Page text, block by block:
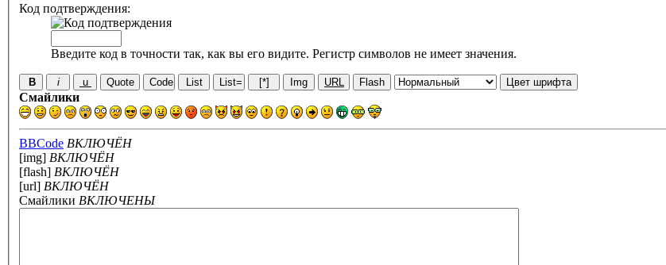
Код подтверждения:
Введите код в точности так, как вы его видите. Регистр символов не имеет значения.
Смайлики
BBCode ВКЛЮЧЁН
[img] ВКЛЮЧЁН
[flash] ВКЛЮЧЁН
[url] ВКЛЮЧЁН
Смайлики ВКЛЮЧЕНЫ